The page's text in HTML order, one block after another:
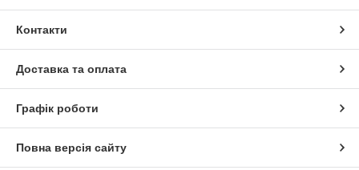
Контакти
Доставка та оплата
Графік роботи
Повна версія сайту